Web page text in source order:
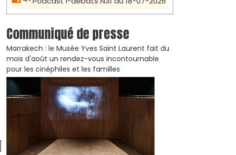
Communiqué de presse
Marrakech : le Musée Yves Saint Laurent fait du
mois d'août un rendez-vous incontournable
pour les cinéphiles et les familles